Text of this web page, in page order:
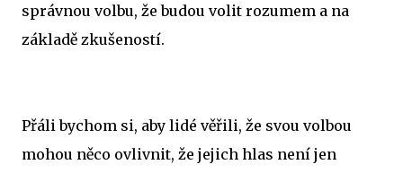
správnou volbu, že budou volit rozumem a na
základě zkušeností.
Přáli bychom si, aby lidé věřili, že svou volbou
mohou něco ovlivnit, že jejich hlas není jen